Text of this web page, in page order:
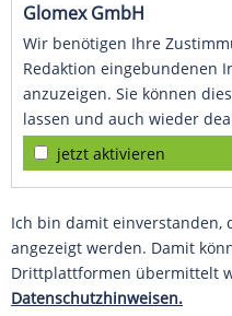
Glomex GmbH
Wir benötigen Ihre
Redaktion eingebundenen
anzuzeigen. Sie können
lassen und auch wieder
jetzt aktivieren
Ich bin damit einverstanden,
angezeigt werden. Damit
Drittplattformen übermittelt
Datenschutzhinweisen.